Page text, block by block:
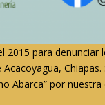
para
Abarca” por